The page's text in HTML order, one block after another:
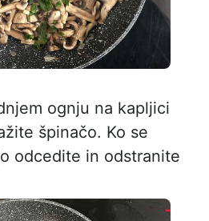
ognju na kapljici
špinačo. Ko se
odcedite in odstranite